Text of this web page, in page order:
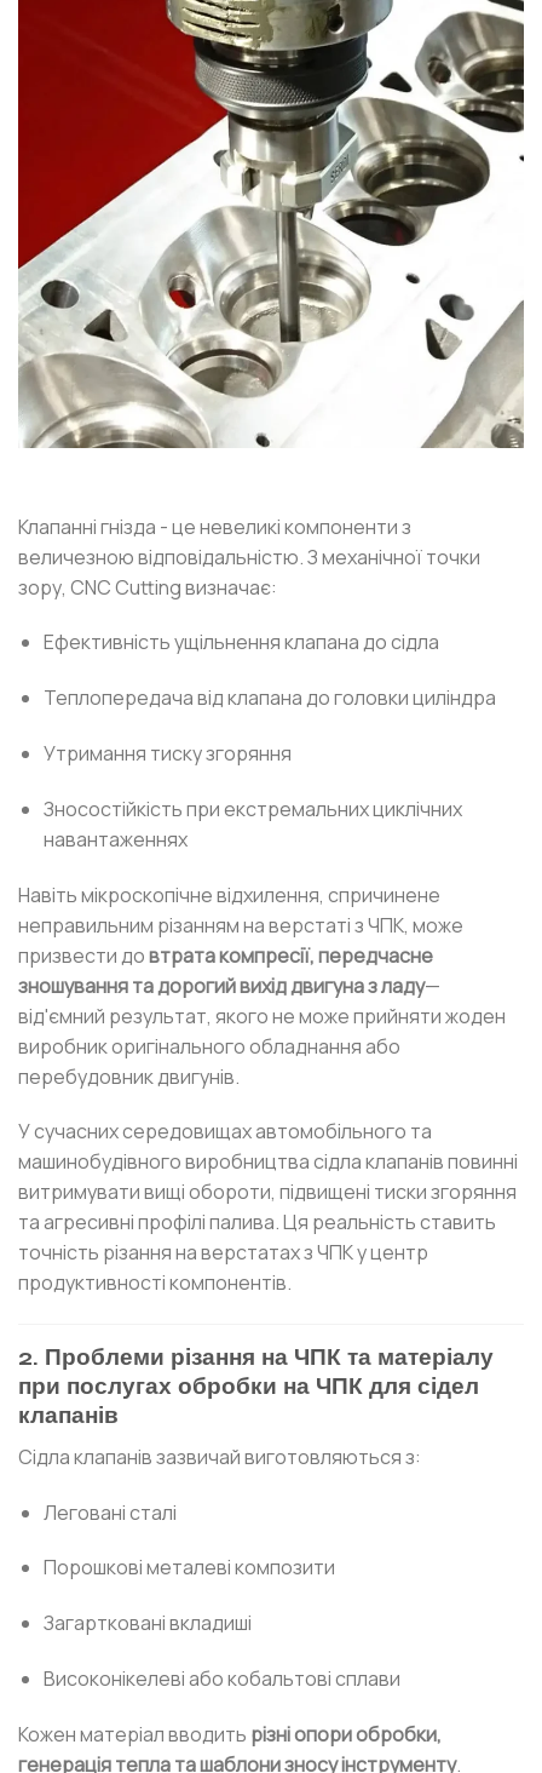
Клапанні гнізда - це невеликі компоненти з
величезною відповідальністю. З механічної точки
зору, CNC Cutting визначає:
Ефективність ущільнення клапана до сідла
Теплопередача від клапана до головки циліндра
Утримання тиску згоряння
Зносостійкість при екстремальних циклічних
навантаженнях
Навіть мікроскопічне відхилення, спричинене
неправильним різанням на верстаті з ЧПК, може
призвести довтрата компресії, передчасне
зношування та дорогий вихід двигуна з ладу—
від'ємний результат, якого не може прийняти жоден
виробник оригінального обладнання або
перебудовник двигунів.
У сучасних середовищах автомобільного та
машинобудівного виробництва сідла клапанів повинні
витримувати вищі обороти, підвищені тиски згоряння
та агресивні профілі палива. Ця реальність ставить
точність різання на верстатах з ЧПК у центр
продуктивності компонентів.
2. Проблеми різання на ЧПК та матеріалу
при послугах обробки на ЧПК для сідел
клапанів
Сідла клапанів зазвичай виготовляються з:
Леговані сталі
Порошкові металеві композити
Загартковані вкладиші
Високонікелеві або кобальтові сплави
Кожен матеріал вводить різні опори обробки,
генерація тепла та шаблони зносу інструменту.